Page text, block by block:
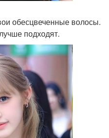
обесцвеченные волосы.
подходят.